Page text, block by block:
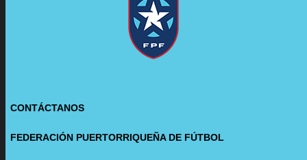
CONTÁCTANOS
FEDERACIÓN PUERTORRIQUEÑA DE FÚTBOL